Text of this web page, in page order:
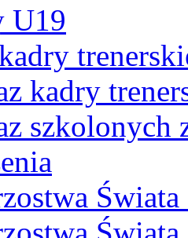
U19
kadry
szkolonych